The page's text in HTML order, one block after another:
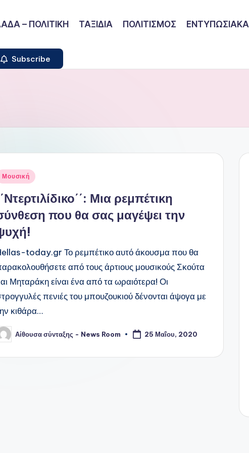
– ΠΟΛΙΤΙΚΗ ΤΑΞΙΔΙΑ ΠΟΛΙΤΙΣΜΟΣ ΕΝΤΥΠΩΣΙΑΚΑ
Subscribe
Μουσική
Μια ρεμπέτικη
που θα σας μαγέψει την
today.gr Το ρεμπέτικο αυτό άκουσμα που θα
από τους άρτιους μουσικούς Σκούτα
Μηταράκη είναι ένα από τα ωραιότερα! Οι
πενιές του μπουζουκιού δένονται άψογα με
κιθάρα…
Αίθουσα σύνταξης - News Room 25 Μαΐου, 2020